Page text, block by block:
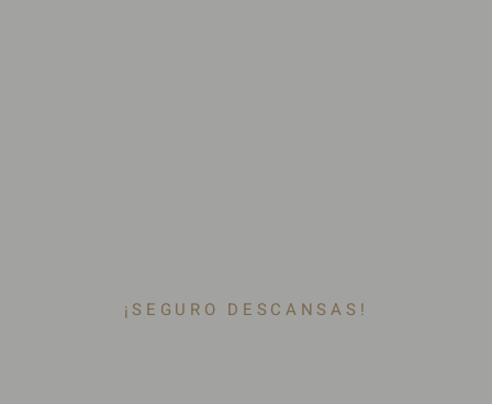
¡SEGURO DESCANSAS!